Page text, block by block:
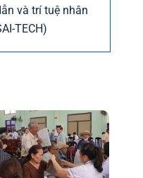
và trí tuệ nhân
TECH)
ứng phó với áp
thuyết minh xây
đất, quyết định